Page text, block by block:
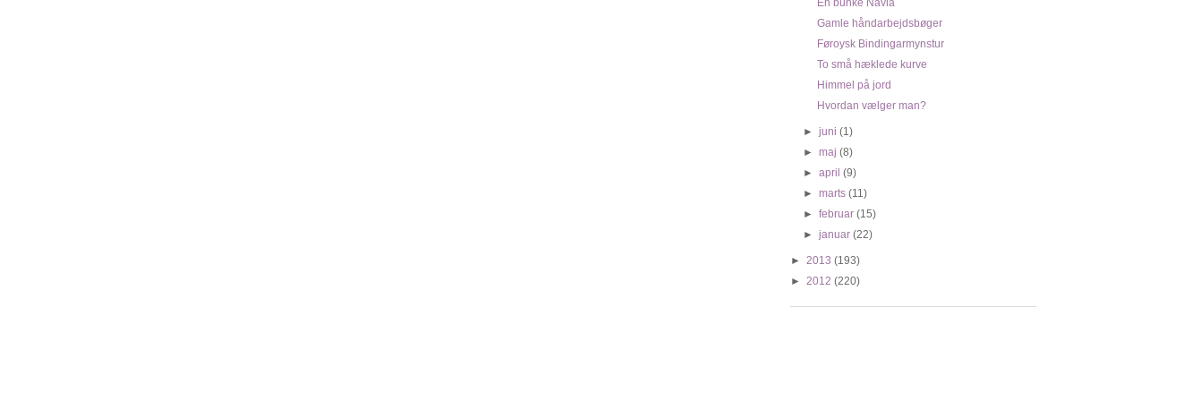
En bunke Navia
Gamle håndarbejdsbøger
Føroysk Bindingarmynstur
To små hæklede kurve
Himmel på jord
Hvordan vælger man?
►juni(1)
►maj(8)
►april(9)
►marts(11)
►februar(15)
►januar(22)
► 2013 (193)
► 2012 (220)